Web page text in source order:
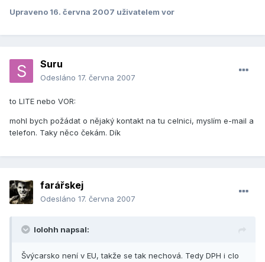
Upraveno 16. června 2007 uživatelem vor
Suru
Odesláno 17. června 2007
to LITE nebo VOR:
mohl bych požádat o nějaký kontakt na tu celnici, myslím e-mail a
telefon. Taky něco čekám. Dík
farářskej
Odesláno 17. června 2007
lolohh napsal:
Švýcarsko není v EU, takže se tak nechová. Tedy DPH i clo